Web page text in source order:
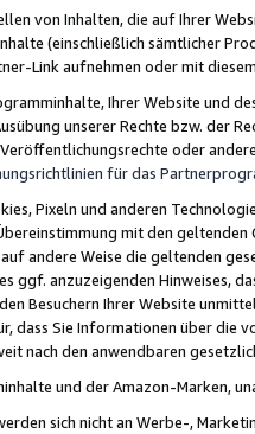
von Inhalten, die auf Ihrer
(einschließlich sämtlicher
Link aufnehmen oder mit
Ihrer Website und
unserer Rechte bzw. der
oder
für das
Pixeln und anderen
mit den
andere Weise die geltenden
ggf. anzuzeigenden Hinweises,
Besuchern Ihrer Website
dass Sie Informationen über die
nach den anwendbaren
und der Amazon-Marken,
sich nicht an Werbe-,